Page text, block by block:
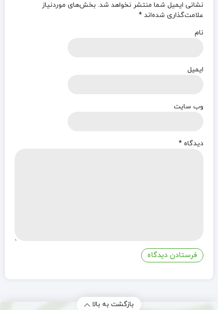
نشانی ایمیل شما منتشر نخواهد شد. بخش‌های موردنیاز
علامت‌گذاری شده‌اند *
نام
ایمیل
وب‌ سایت
دیدگاه *
بازگشت به بالا